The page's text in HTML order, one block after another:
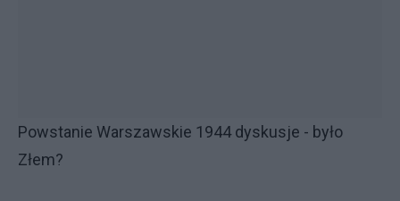
Powstanie Warszawskie 1944 dyskusje - było
Złem?